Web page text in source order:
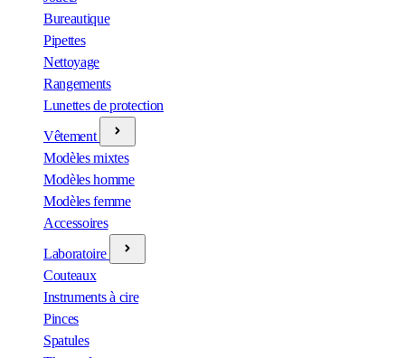
Bureautique
Pipettes
Nettoyage
Rangements
Lunettes de protection
Vêtement
Modèles mixtes
Modèles homme
Modèles femme
Accessoires
Laboratoire
Couteaux
Instruments à cire
Pinces
Spatules